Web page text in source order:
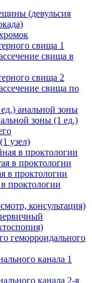
(девульсия
свища 1
свища в
свища 2
свища по
анальной зоны
зоны (1 ед.)
узел)
в проктологии
в проктологии
в проктологии
проктологии
консультация)
геморроидального
канала 1
канала 2-я